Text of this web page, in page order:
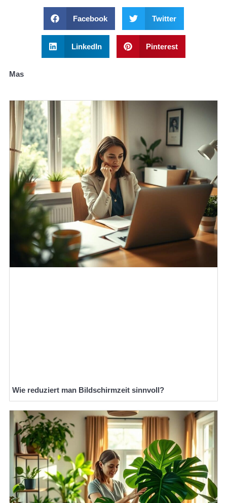
Facebook Twitter
LinkedIn Pinterest
Mas
Wie reduziert man Bildschirmzeit sinnvoll?